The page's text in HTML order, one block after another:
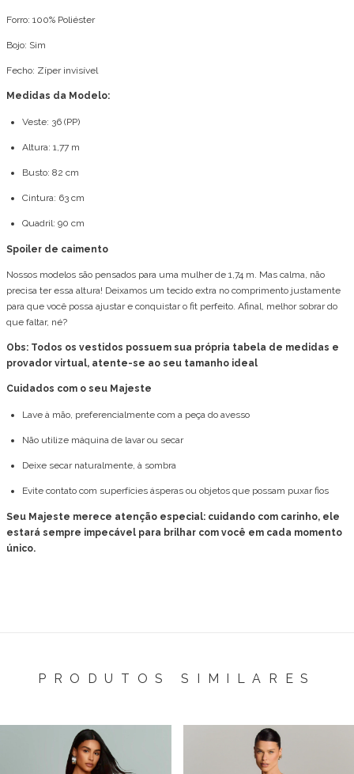
Forro: 100% Poliéster
Bojo: Sim
Fecho: Zíper invisível
Medidas da Modelo:
Veste: 36 (PP)
Altura: 1,77 m
Busto: 82 cm
Cintura: 63 cm
Quadril: 90 cm
Spoiler de caimento
Nossos modelos são pensados para uma mulher de 1,74 m. Mas calma, não
precisa ter essa altura! Deixamos um tecido extra no comprimento justamente
para que você possa ajustar e conquistar o fit perfeito. Afinal, melhor sobrar do
que faltar, né?
Obs: Todos os vestidos possuem sua própria tabela de medidas e
provador virtual, atente-se ao seu tamanho ideal
Cuidados com o seu Majeste
Lave à mão, preferencialmente com a peça do avesso
Não utilize máquina de lavar ou secar
Deixe secar naturalmente, à sombra
Evite contato com superfícies ásperas ou objetos que possam puxar fios
Seu Majeste merece atenção especial: cuidando com carinho, ele
estará sempre impecável para brilhar com você em cada momento
único.
PRODUTOS SIMILARES